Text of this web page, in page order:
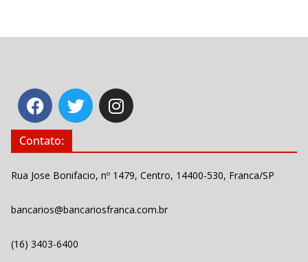
Contato:
Rua Jose Bonifacio, nº 1479, Centro, 14400-530, Franca/SP
bancarios@bancariosfranca.com.br
(16) 3403-6400